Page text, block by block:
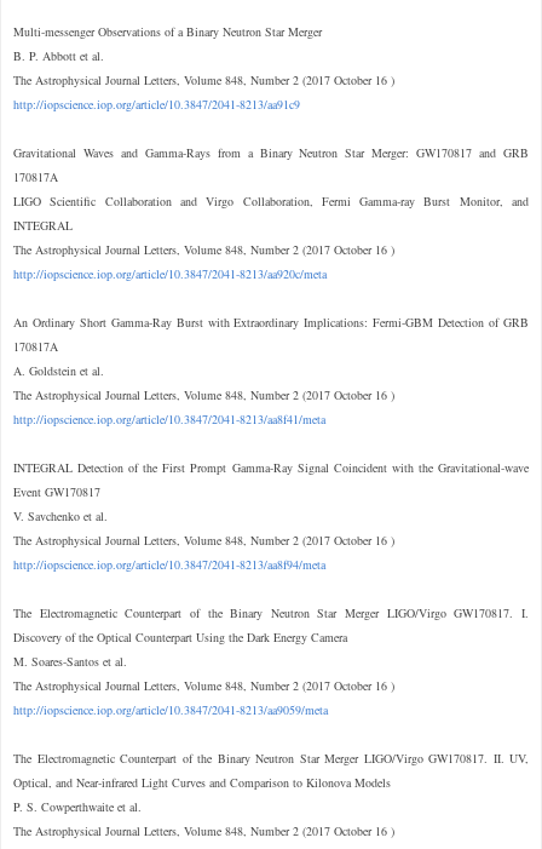
Multi-messenger Observations of a Binary Neutron Star Merger
B. P. Abbott et al.
The Astrophysical Journal Letters, Volume 848, Number 2 (2017 October 16 )
http://iopscience.iop.org/article/10.3847/2041-8213/aa91c9
Gravitational Waves and Gamma-Rays from a Binary Neutron Star Merger: GW170817 and GRB
170817A
LIGO Scientific Collaboration and Virgo Collaboration, Fermi Gamma-ray Burst Monitor, and
INTEGRAL
The Astrophysical Journal Letters, Volume 848, Number 2 (2017 October 16 )
http://iopscience.iop.org/article/10.3847/2041-8213/aa920c/meta
An Ordinary Short Gamma-Ray Burst with Extraordinary Implications: Fermi-GBM Detection of GRB
170817A
A. Goldstein et al.
The Astrophysical Journal Letters, Volume 848, Number 2 (2017 October 16 )
http://iopscience.iop.org/article/10.3847/2041-8213/aa8f41/meta
INTEGRAL Detection of the First Prompt Gamma-Ray Signal Coincident with the Gravitational-wave
Event GW170817
V. Savchenko et al.
The Astrophysical Journal Letters, Volume 848, Number 2 (2017 October 16 )
http://iopscience.iop.org/article/10.3847/2041-8213/aa8f94/meta
The Electromagnetic Counterpart of the Binary Neutron Star Merger LIGO/Virgo GW170817. I.
Discovery of the Optical Counterpart Using the Dark Energy Camera
M. Soares-Santos et al.
The Astrophysical Journal Letters, Volume 848, Number 2 (2017 October 16 )
http://iopscience.iop.org/article/10.3847/2041-8213/aa9059/meta
The Electromagnetic Counterpart of the Binary Neutron Star Merger LIGO/Virgo GW170817. II. UV,
Optical, and Near-infrared Light Curves and Comparison to Kilonova Models
P. S. Cowperthwaite et al.
The Astrophysical Journal Letters, Volume 848, Number 2 (2017 October 16 )